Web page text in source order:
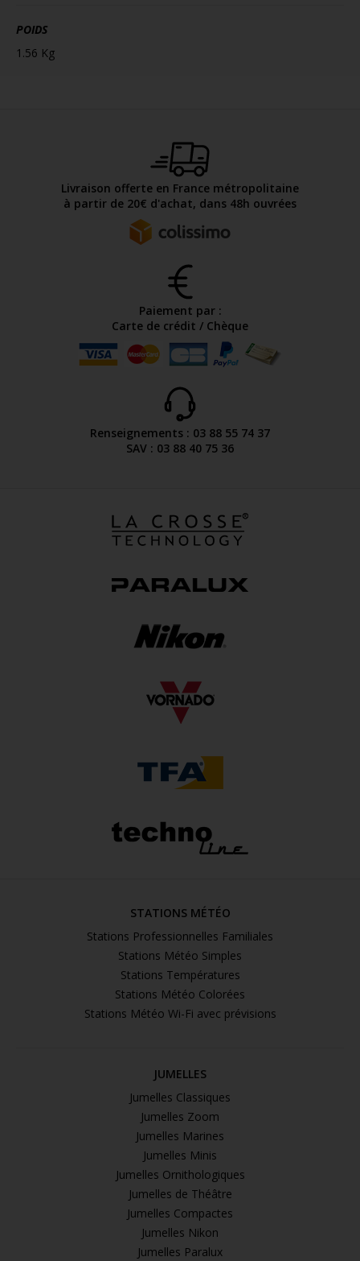
POIDS
1.56 Kg
Livraison offerte en France métropolitaine
à partir de 20€ d'achat, dans 48h ouvrées
Paiement par :
Carte de crédit / Chèque
Renseignements : 03 88 55 74 37
SAV : 03 88 40 75 36
STATIONS MÉTÉO
Stations Professionnelles Familiales
Stations Météo Simples
Stations Températures
Stations Météo Colorées
Stations Météo Wi-Fi avec prévisions
JUMELLES
Jumelles Classiques
Jumelles Zoom
Jumelles Marines
Jumelles Minis
Jumelles Ornithologiques
Jumelles de Théâtre
Jumelles Compactes
Jumelles Nikon
Jumelles Paralux